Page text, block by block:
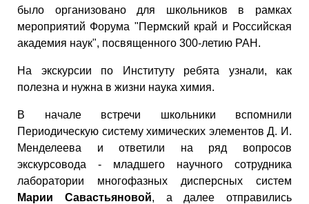
было организовано для школьников в рамках
мероприятий Форума "Пермский край и Российская
академия наук", посвященного 300-летию РАН.
На экскурсии по Институту ребята узнали, как
полезна и нужна в жизни наука химия.
В начале встречи школьники вспомнили
Периодическую систему химических элементов Д. И.
Менделеева и ответили на ряд вопросов
экскурсовода - младшего научного сотрудника
лаборатории многофазных дисперсных систем
Марии Савастьяновой, а далее отправились